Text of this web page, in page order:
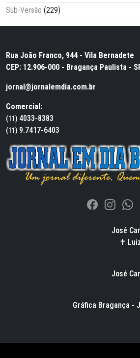
Sub-Versão (229)
Rua João Franco, 944 - Vila Bernadete
CEP: 12.906-000 - Bragança Paulista -
jornal@jornalemdia.com.br
Comercial:
(11) 4033-8383
(11) 9.7417-6403
José
✝
José
Gráfica Bragança -